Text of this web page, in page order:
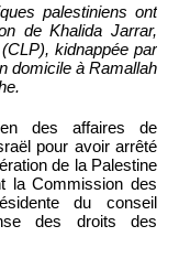
palestiniens ont
de Khalida Jarrar,
kidnappée par
domicile à Ramallah
des affaires de
pour avoir arrêté
de la Palestine
la Commission des
du conseil
des droits des